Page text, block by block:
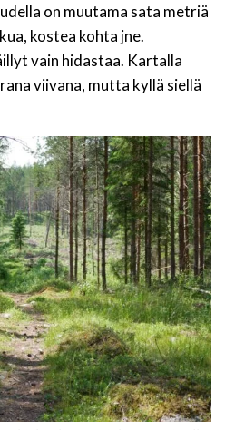
on muutama sata metriä
kostea kohta jne.
vain hidastaa. Kartalla
viivana, mutta kyllä siellä